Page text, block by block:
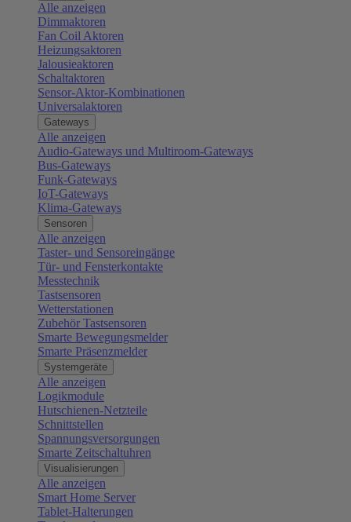
Alle anzeigen
Dimmaktoren
Fan Coil Aktoren
Heizungsaktoren
Jalousieaktoren
Schaltaktoren
Sensor-Aktor-Kombinationen
Universalaktoren
Gateways
Alle anzeigen
Audio-Gateways und Multiroom-Gateways
Bus-Gateways
Funk-Gateways
IoT-Gateways
Klima-Gateways
Sensoren
Alle anzeigen
Taster- und Sensoreingänge
Tür- und Fensterkontakte
Messtechnik
Tastsensoren
Wetterstationen
Zubehör Tastsensoren
Smarte Bewegungsmelder
Smarte Präsenzmelder
Systemgeräte
Alle anzeigen
Logikmodule
Hutschienen-Netzteile
Schnittstellen
Spannungsversorgungen
Smarte Zeitschaltuhren
Visualisierungen
Alle anzeigen
Smart Home Server
Tablet-Halterungen